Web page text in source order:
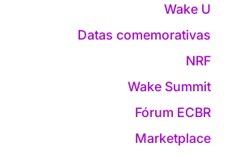
Wake U
Datas comemorativas
NRF
Wake Summit
Fórum ECBR
Marketplace